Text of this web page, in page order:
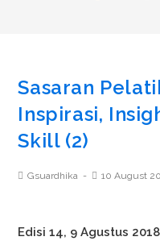
Sasaran
Inspirasi,
Skill (2)
Gsuardhika 10 August
Edisi 14, 9 Agustus 2018